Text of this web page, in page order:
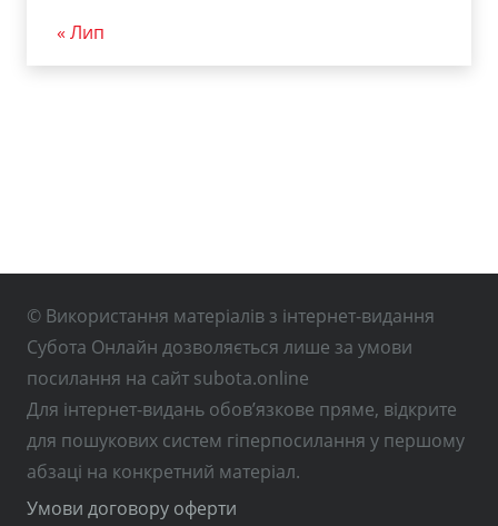
« Лип
© Використання матеріалів з інтернет-видання
Субота Онлайн дозволяється лише за умови
посилання на сайт subota.online
Для інтернет-видань обов’язкове пряме, відкрите
для пошукових систем гіперпосилання у першому
абзаці на конкретний матеріал.
Умови договору оферти